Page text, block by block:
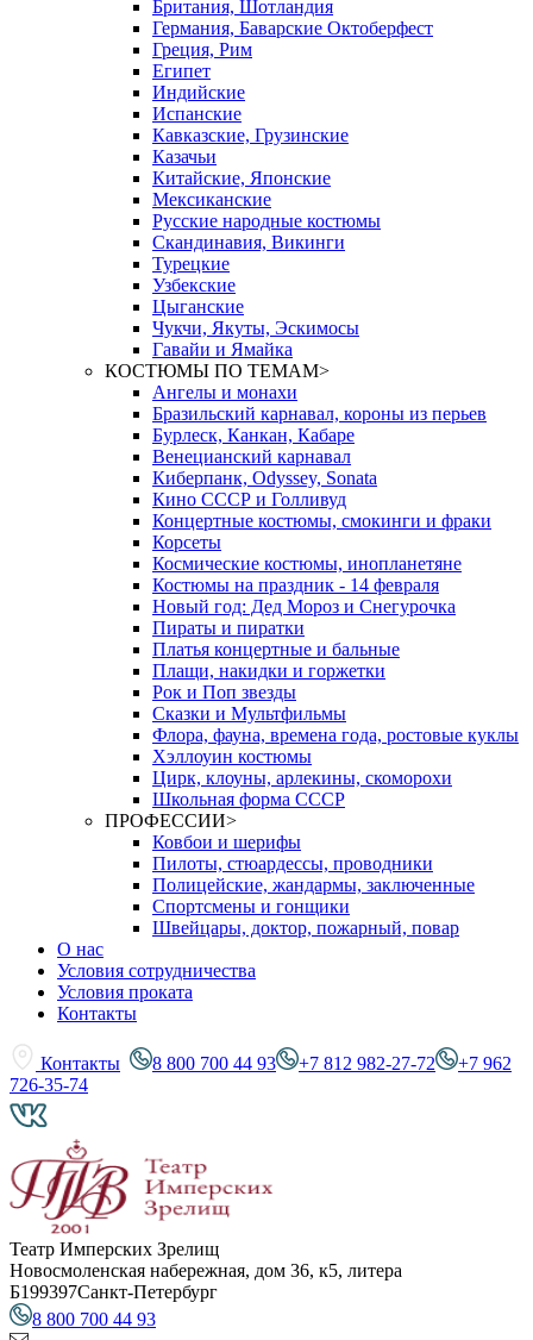
Британия, Шотландия
Германия, Баварские Октоберфест
Греция, Рим
Египет
Индийские
Испанские
Кавказские, Грузинские
Казачьи
Китайские, Японские
Мексиканские
Русские народные костюмы
Скандинавия, Викинги
Турецкие
Узбекские
Цыганские
Чукчи, Якуты, Эскимосы
Гавайи и Ямайка
КОСТЮМЫ ПО ТЕМАМ>
Ангелы и монахи
Бразильский карнавал, короны из перьев
Бурлеск, Канкан, Кабаре
Венецианский карнавал
Киберпанк, Odyssey, Sonata
Кино СССР и Голливуд
Концертные костюмы, смокинги и фраки
Корсеты
Космические костюмы, инопланетяне
Костюмы на праздник - 14 февраля
Новый год: Дед Мороз и Снегурочка
Пираты и пиратки
Платья концертные и бальные
Плащи, накидки и горжетки
Рок и Поп звезды
Сказки и Мультфильмы
Флора, фауна, времена года, ростовые куклы
Хэллоуин костюмы
Цирк, клоуны, арлекины, скоморохи
Школьная форма СССР
ПРОФЕССИИ>
Ковбои и шерифы
Пилоты, стюардессы, проводники
Полицейские, жандармы, заключенные
Спортсмены и гонщики
Швейцары, доктор, пожарный, повар
О нас
Условия сотрудничества
Условия проката
Контакты
Контакты 8 800 700 44 93 +7 812 982-27-72
+7 962
726-35-74
Театр Имперских Зрелищ
Новосмоленская набережная, дом 36, к5, литера
Б199397Санкт-Петербург
8 800 700 44 93